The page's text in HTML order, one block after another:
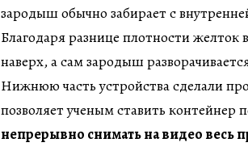
зародыш обычно забирает с
Благодаря разнице плотности желток
наверх, а сам зародыш
Нижнюю часть устройства сделали
позволяет ученым ставить контейнер
непрерывно снимать на видео весь